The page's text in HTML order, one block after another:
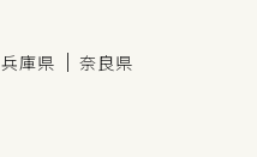
兵庫県
奈良県